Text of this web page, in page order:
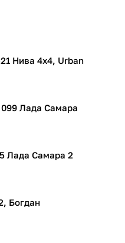
31-21 Нива 4х4, Urban
09, 099 Лада Самара
13-15 Лада Самара 2
11-12, Богдан